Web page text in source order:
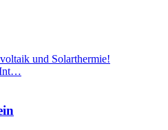
und Solarthermie!
Int…